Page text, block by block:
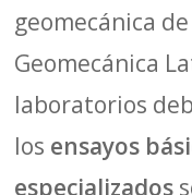
geomecánica
Geomecánica
laboratorios
los ensayos
especializados